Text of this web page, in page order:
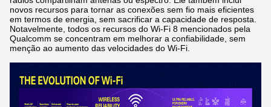
novos recursos para tornar as conexões sem fio mais eficientes
em termos de energia, sem sacrificar a capacidade de resposta.
Notavelmente, todos os recursos do Wi-Fi 8 mencionados pela
Qualcomm se concentram em melhorar a confiabilidade, sem
menção ao aumento das velocidades do Wi-Fi.